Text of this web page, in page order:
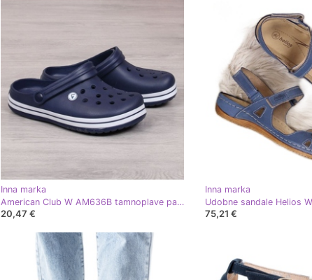
Inna marka
American Club W AM636B tamnoplave papuče tamnoplava
20,47 €
Inna marka
75,21 €